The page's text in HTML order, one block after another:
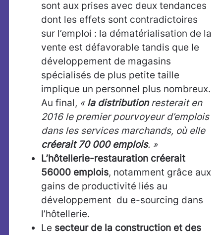
sont aux prises avec deux tendances
dont les effets sont contradictoires
sur l’emploi : la dématérialisation de la
vente est défavorable tandis que le
développement de magasins
spécialisés de plus petite taille
implique un personnel plus nombreux.
Au final, « la distributionresterait en
2016 le premier pourvoyeur d’emplois
dans les services marchands, où elle
créerait 70 000 emplois. »
L’hôtellerie-restauration créerait
56000 emplois, notamment grâce aux
gains de productivité liés au
développement du e-sourcing dans
l’hôtellerie.
Le secteur de la construction et des